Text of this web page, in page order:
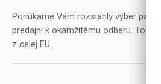
Ponúkame Vám rozsiahly výber
predajni k okamžitému odberu.
z celej EU.